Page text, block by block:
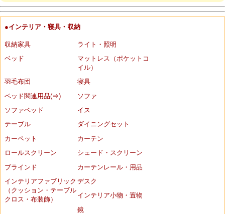
●インテリア・寝具・収納
収納家具
ライト・照明
ベッド
マットレス（ポケットコ
イル）
羽毛布団
寝具
ベッド関連用品(⇒)
ソファ
ソファベッド
イス
テーブル
ダイニングセット
カーペット
カーテン
ロールスクリーン
シェード・スクリーン
ブラインド
カーテンレール・用品
インテリアファブリック
（クッション・テーブル
クロス・布装飾）
デスク
インテリア小物・置物
鏡